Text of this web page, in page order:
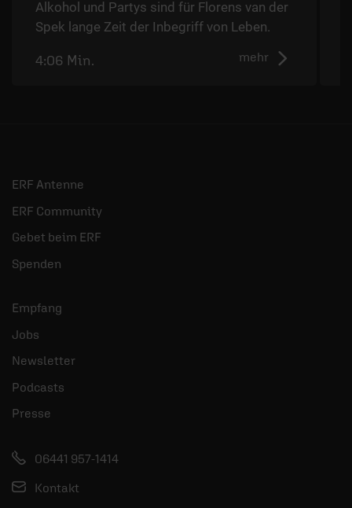
Alkohol und Partys sind für Florens van der
Spek lange Zeit der Inbegriff von Leben.
mehr
4:06 Min.
ERF Antenne
ERF Community
Gebet beim ERF
Spenden
Empfang
Jobs
Newsletter
Podcasts
Presse
06441 957-1414
Kontakt